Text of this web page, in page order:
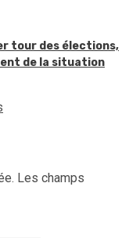
tour des élections,
de la situation
Les champs